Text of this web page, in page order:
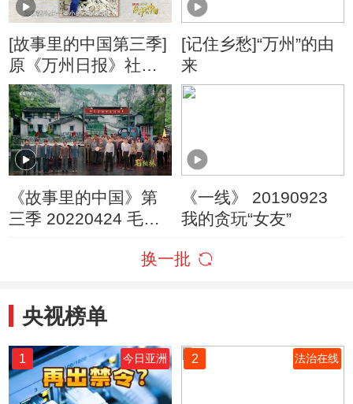
[故事里的中国第三季]
原《万州日报》社记
者侯长青讲述在修路
现场的所见所闻
[记住乡愁]“万州”的由
来
《故事里的中国》第
三季 20220424 毛相
《一线》 20190923
我的贪玩“女友”
换一批
央视榜单
1 今日亚洲 2 法治在线